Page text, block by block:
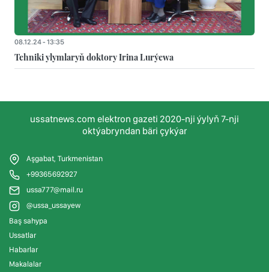
08.12.24 - 13:35
Tehniki ylymlaryň doktory Irina Lurýewa
ussatnews.com elektron gazeti 2020-nji ýylyň 7-nji
oktýabryndan bäri çykýar
Aşgabat, Turkmenistan
+99365692927
ussa777@mail.ru
@ussa_ussayew
Baş sahypa
Ussatlar
Habarlar
Makalalar